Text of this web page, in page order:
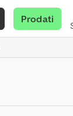
Prodati